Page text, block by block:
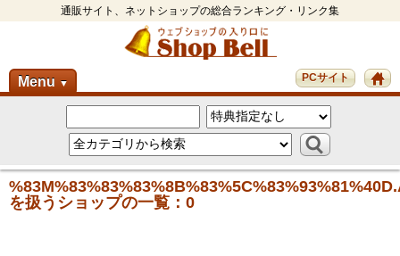
通販サイト、ネットショップの総合ランキング・リンク集
Menu ▼ PCサイト
を扱うショップの一覧：0